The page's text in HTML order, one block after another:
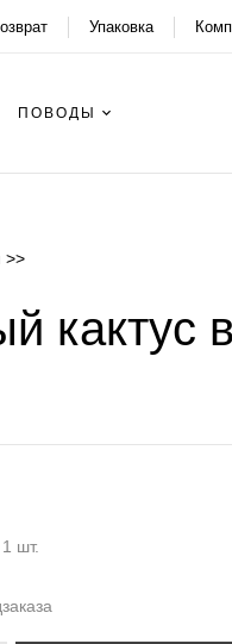
Упаковка
ПОВОДЫ
кактус
шт.
>>